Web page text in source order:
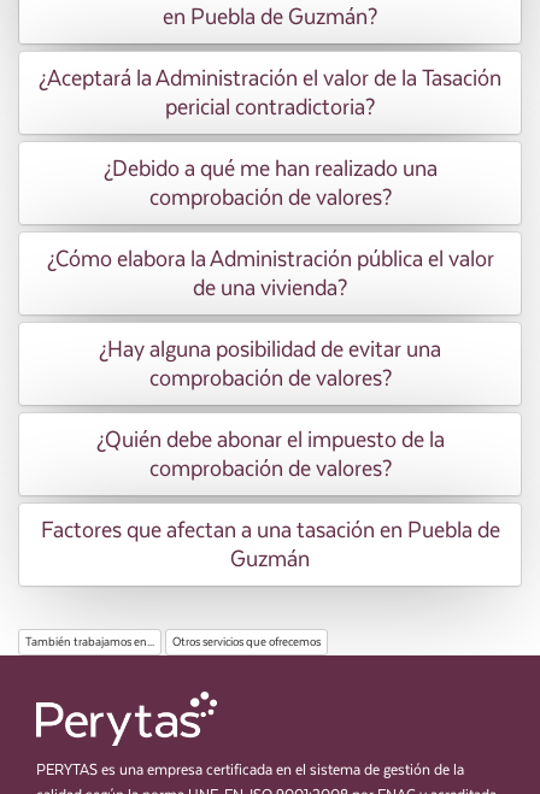
en Puebla de Guzmán?
¿Aceptará la Administración el valor de la Tasación
pericial contradictoria?
¿Debido a qué me han realizado una
comprobación de valores?
¿Cómo elabora la Administración pública el valor
de una vivienda?
¿Hay alguna posibilidad de evitar una
comprobación de valores?
¿Quién debe abonar el impuesto de la
comprobación de valores?
Factores que afectan a una tasación en Puebla de
Guzmán
También trabajamos en... Otros servicios que ofrecemos
PERYTAS es una empresa certificada en el sistema de gestión de la